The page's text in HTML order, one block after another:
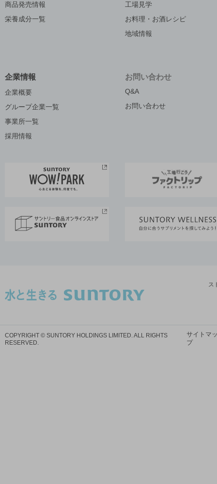
商品発売情報
栄養成分一覧
工場見学
お料理・お酒レシピ
地域情報
企業情報
企業概要
グループ企業一覧
事業所一覧
採用情報
お問い合わせ
Q&A
お問い合わせ
ス
COPYRIGHT © SUNTORY HOLDINGS LIMITED.ALL RIGHTS
RESERVED.
サイトマ
プ